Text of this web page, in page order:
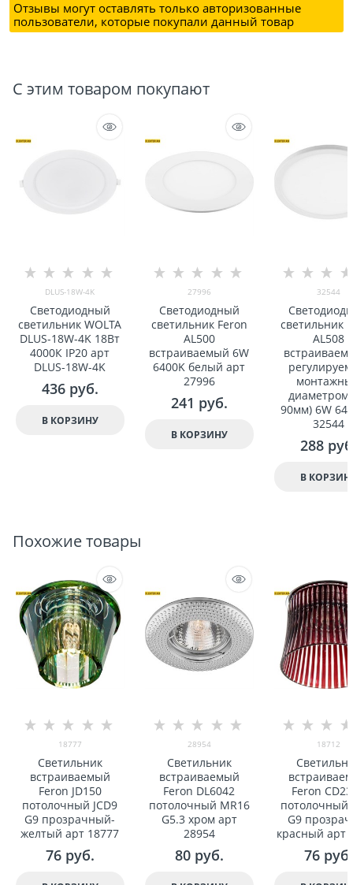
Отзывы могут оставлять только авторизованные
пользователи, которые покупали данный товар
С этим товаром покупают
DLUS-18W-4K
Светодиодный
светильник WOLTA
DLUS-18W-4K 18Вт
4000К IP20 арт
DLUS-18W-4K
436 руб.
В КОРЗИНУ
27996
Светодиодный
светильник Feron
AL500
встраиваемый 6W
6400K белый арт
27996
241 руб.
В КОРЗИНУ
32544
светильник
AL508
диаметром
90мм) 6W
32544
288
В
Похожие товары
18777
Светильник
встраиваемый
Feron JD150
потолочный JСD9
G9 прозрачный-
желтый арт 18777
76 руб.
28954
Светильник
встраиваемый
Feron DL6042
потолочный MR16
G5.3 хром арт
28954
80 руб.
18712
Feron
потолочный
G9
красный арт
76 руб.